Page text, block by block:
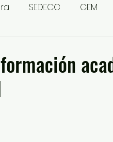
SEDECO GEM
Edoméx 2023